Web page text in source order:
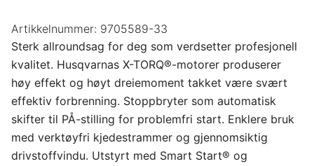
Artikkelnummer: 9705589-33
Sterk allroundsag for deg som verdsetter profesjonell
kvalitet. Husqvarnas X-TORQ®-motorer produserer
høy effekt og høyt dreiemoment takket være svært
effektiv forbrenning. Stoppbryter som automatisk
skifter til PÅ-stilling for problemfri start. Enklere bruk
med verktøyfri kjedestrammer og gjennomsiktig
drivstoffvindu. Utstyrt med Smart Start® og